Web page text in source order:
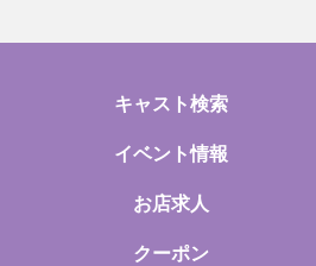
キャスト検索
イベント情報
お店求人
クーポン